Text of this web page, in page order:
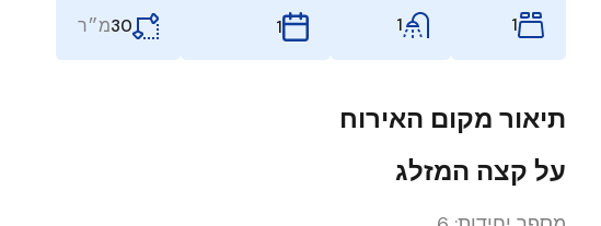
1
1
1
30מ״ר
תיאור מקום האירוח
על קצה המזלג